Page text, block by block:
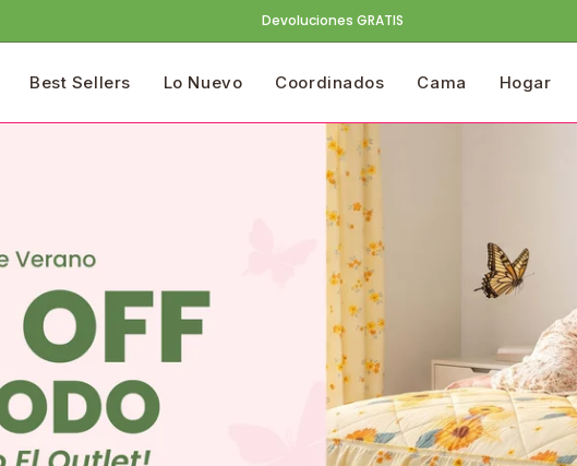
Devoluciones GRATIS
Best Sellers Lo Nuevo Coordinados Cama Hogar